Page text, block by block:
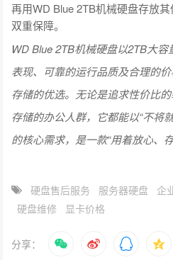
再用WD Blue 2TB机械硬盘存放
双重保障。
WD Blue 2TB机械硬盘以2TB大
表现、可靠的运行品质及合理的
存储的优选。无论是追求性价比
存储的办公人群，它都能以“不将
的核心需求，是一款“用着放心、
硬盘售后服务 服务器硬盘 企
硬盘维修
显卡价格
分享：